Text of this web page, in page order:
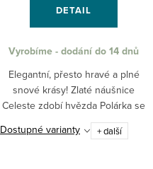
DETAIL
Vyrobíme - dodání do 14 dnů
Elegantní, přesto hravé a plné
snové krásy! Zlaté náušnice
Celeste zdobí hvězda Polárka se
zirkonem ve svém středu.
Dostupné varianty + další